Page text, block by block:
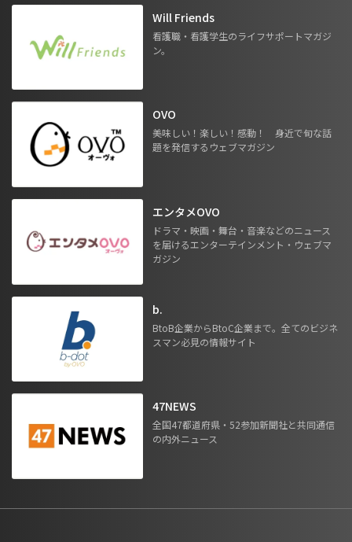
Will Friends
看護職・看護学生のライフサポートマガジ
ン。
OVO
美味しい！楽しい！感動！ 身近で旬な話
題を発信するウェブマガジン
エンタメOVO
ドラマ・映画・舞台・音楽などのニュース
を届けるエンターテインメント・ウェブマ
ガジン
b.
BtoB企業からBtoC企業まで。全てのビジネ
スマン必見の情報サイト
47NEWS
全国47都道府県・52参加新聞社と共同通信
の内外ニュース